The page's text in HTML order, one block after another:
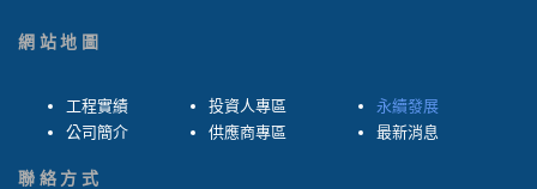
網站地圖
工程實績
公司簡介
投資人專區
供應商專區
永續發展
最新消息
聯絡方式